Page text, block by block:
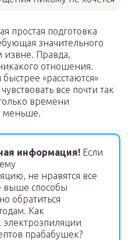
простая подготовка
значительного
извне. Правда,
отношения.
«расстаются»
все почти так
времени
меньше.
информация! Если
не нравятся все
выше способы
обратиться
Как
электроэпиляции
прабабушек?